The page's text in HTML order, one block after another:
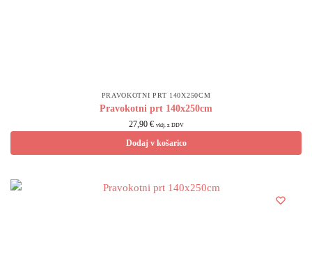
PRAVOKOTNI PRT 140X250CM
Pravokotni prt 140x250cm
27,90 € vklj. z DDV
Dodaj v košarico